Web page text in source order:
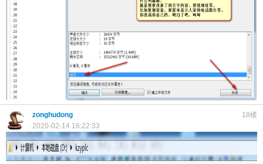
18楼
zonghudong
2020-02-14 16:22:33